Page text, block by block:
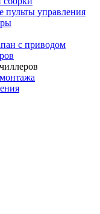
пульты управления
с приводом